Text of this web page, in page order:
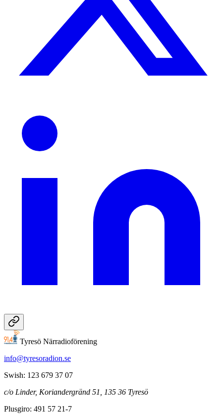
Tyresö Närradioförening
info@tyresoradion.se
Swish: 123 679 37 07
c/o Linder, Koriandergränd 51, 135 36 Tyresö
Plusgiro: 491 57 21-7